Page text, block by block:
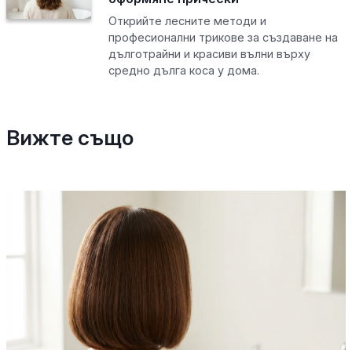
Открийте лесните методи и
професионални трикове за създаване на
дълготрайни и красиви вълни върху
средно дълга коса у дома.
Вижте също